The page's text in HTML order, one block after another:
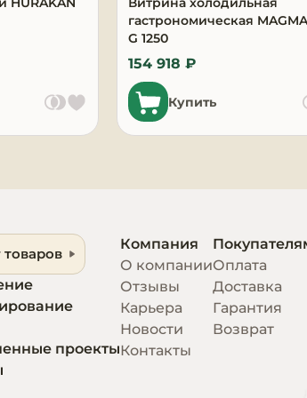
гастрономическая
G 1250
154 918 ₽
Купить
товаров
проекты
Компания
О компании
Отзывы
Карьера
Новости
Контакты
Оплата
Доставка
Гарантия
Возврат